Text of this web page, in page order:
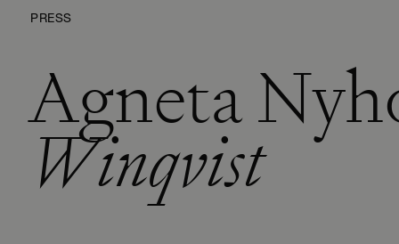
PRESS
KONTAKTA OSS
HÅLLBARHET
MANUS
Agneta
Winqvist